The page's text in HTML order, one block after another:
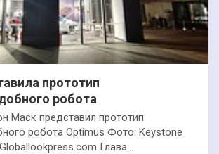
прототип
робота
Маск представил прототип
робота Optimus Фото: Keystone
Глава…